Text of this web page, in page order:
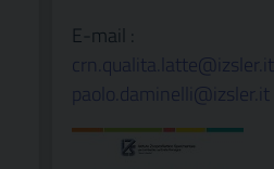
E-mail :
crn.qualita.latte@izsler.it
paolo.daminelli@izsler.it